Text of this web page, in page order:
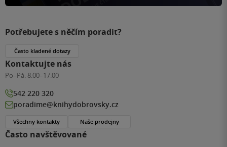
Často navštěvované
Potřebujete s něčím poradit?
Často kladené dotazy
Kontaktujte nás
Po–Pá: 8:00–17:00
542 220 320
poradime@knihydobrovsky.cz
Všechny kontakty Naše prodejny